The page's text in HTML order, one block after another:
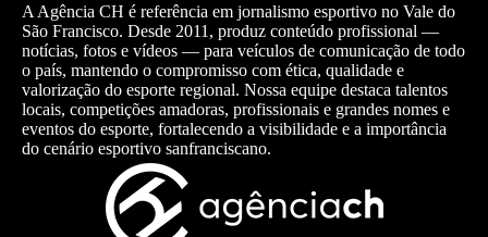
A Agência CH é referência em jornalismo esportivo no Vale do
São Francisco. Desde 2011, produz conteúdo profissional —
notícias, fotos e vídeos — para veículos de comunicação de todo
o país, mantendo o compromisso com ética, qualidade e
valorização do esporte regional. Nossa equipe destaca talentos
locais, competições amadoras, profissionais e grandes nomes e
eventos do esporte, fortalecendo a visibilidade e a importância
do cenário esportivo sanfranciscano.